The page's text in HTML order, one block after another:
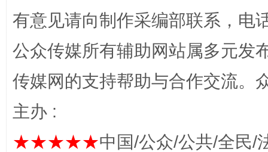
网上购药对药下症？
有意见请向制作采编部联系，电
公众传媒所有辅助网站属多元发
传媒网的支持帮助与合作交流。
主办 :
★★★★★中国/公众/公共/全民/